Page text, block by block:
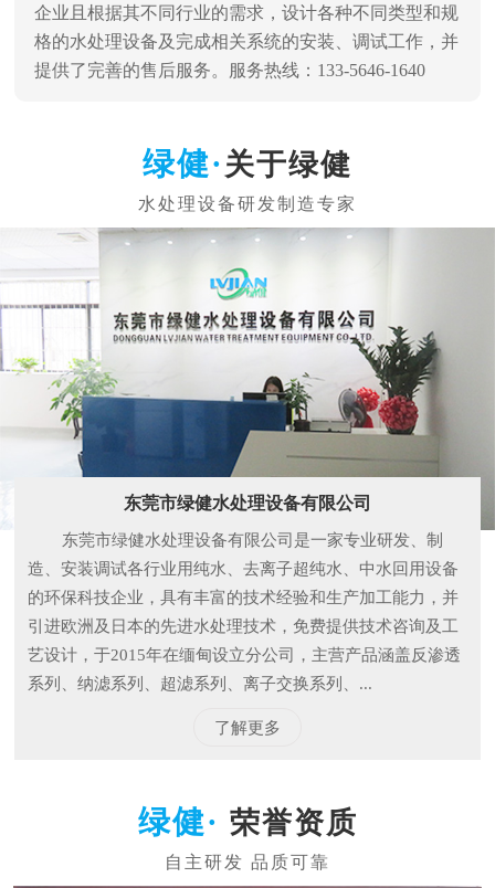
企业且根据其不同行业的需求，设计各种不同类型和规
格的水处理设备及完成相关系统的安装、调试工作，并
提供了完善的售后服务。服务热线：133-5646-1640
关于绿健
东莞市绿健水处理设备有限公司
东莞市绿健水处理设备有限公司是一家专业研发、制
造、安装调试各行业用纯水、去离子超纯水、中水回用设备
的环保科技企业，具有丰富的技术经验和生产加工能力，并
引进欧洲及日本的先进水处理技术，免费提供技术咨询及工
艺设计，于2015年在缅甸设立分公司，主营产品涵盖反渗透
系列、纳滤系列、超滤系列、离子交换系列、...
了解更多
荣誉资质